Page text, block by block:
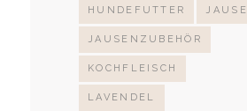
HUNDEFUTTER JAUSE
JAUSENZUBEHÖR
KOCHFLEISCH
LAVENDEL